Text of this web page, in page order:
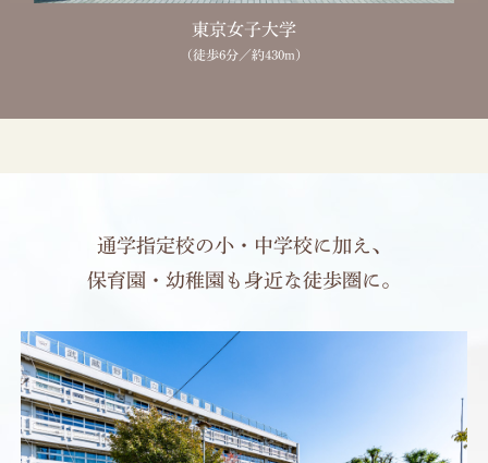
東京女子大学
（徒歩6分／約430m）
通学指定校の小・中学校に加え、
保育園・幼稚園も身近な徒歩圏に。